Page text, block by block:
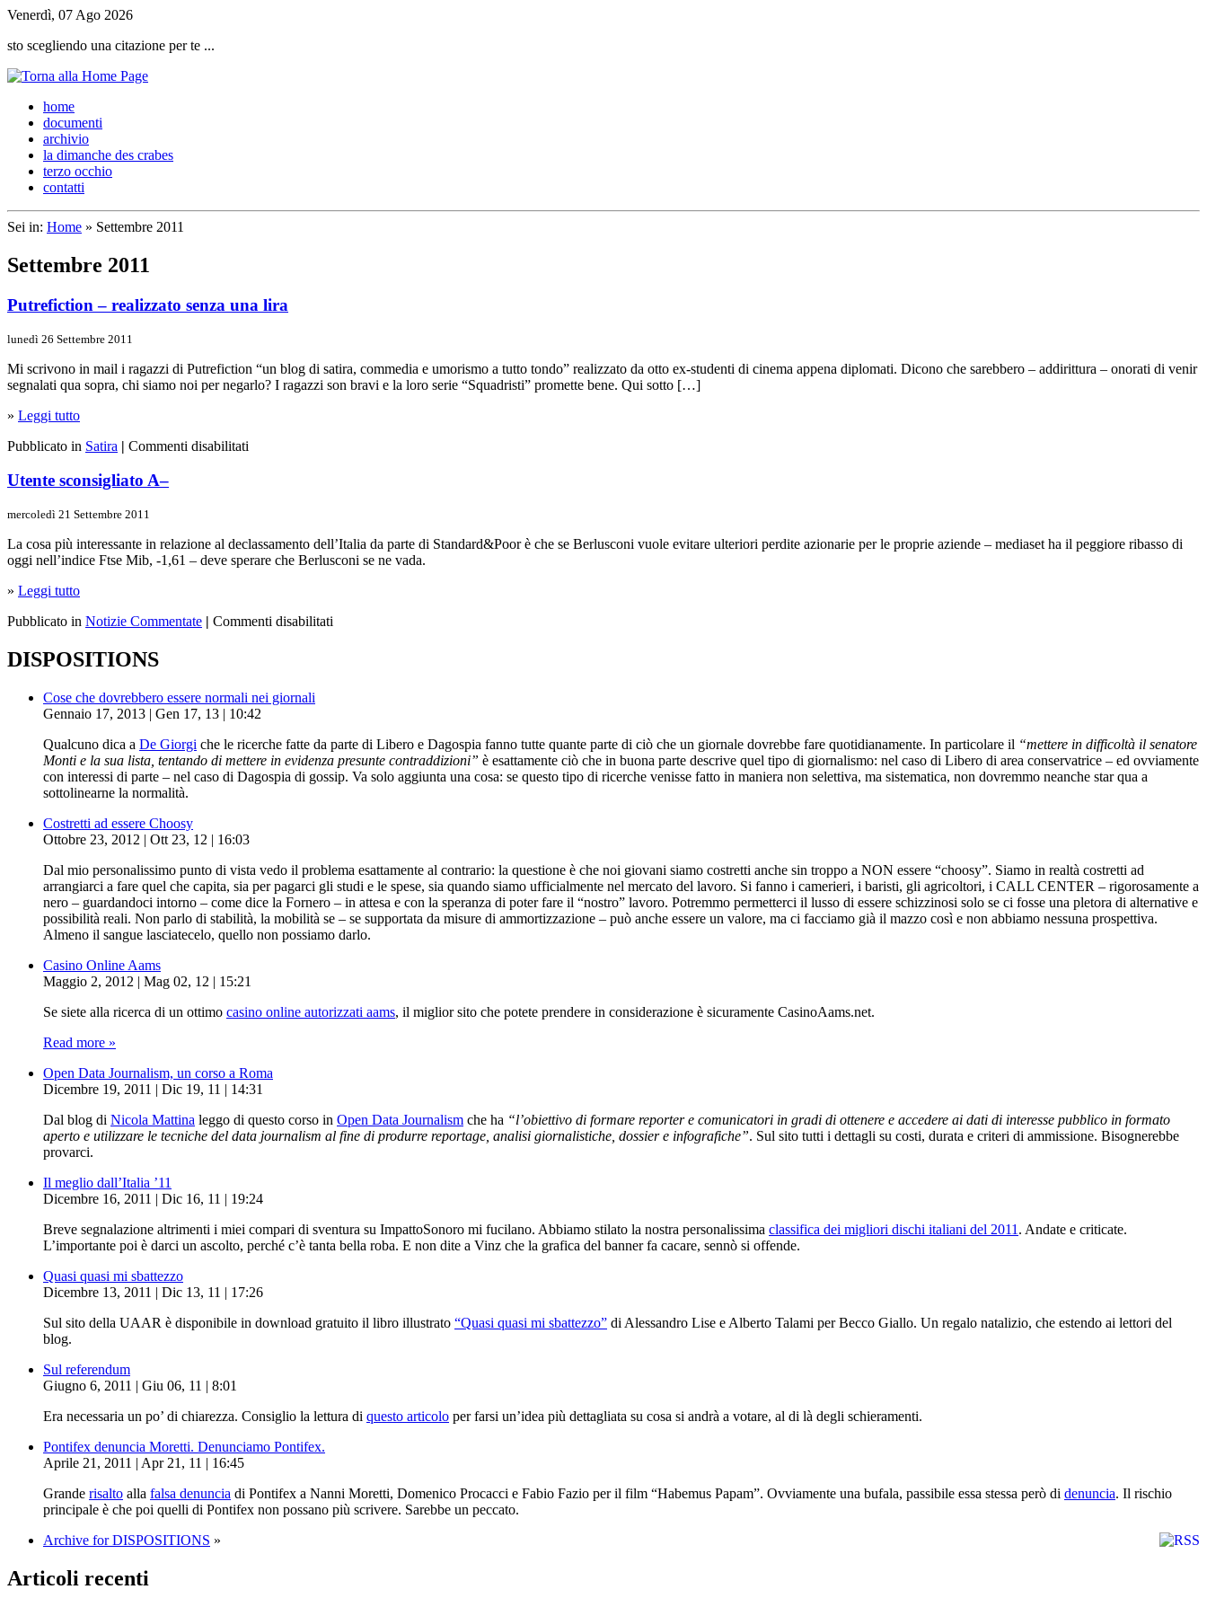
Venerdì, 07 Ago 2026
sto scegliendo una citazione per te ...
home
documenti
archivio
la dimanche des crabes
terzo occhio
contatti
Sei in: Home » Settembre 2011
Settembre 2011
Putrefiction – realizzato senza una lira
lunedì 26 Settembre 2011
Mi scrivono in mail i ragazzi di Putrefiction “un blog di satira, commedia e umorismo a tutto tondo” realizzato da otto ex-studenti di cinema appena diplomati. Dicono che sarebbero – addirittura – onorati di venir
segnalati qua sopra, chi siamo noi per negarlo? I ragazzi son bravi e la loro serie “Squadristi” promette bene. Qui sotto […]
» Leggi tutto
Pubblicato in Satira | Commenti disabilitati
Utente sconsigliato A–
mercoledì 21 Settembre 2011
La cosa più interessante in relazione al declassamento dell’Italia da parte di Standard&Poor è che se Berlusconi vuole evitare ulteriori perdite azionarie per le proprie aziende – mediaset ha il peggiore ribasso di
oggi nell’indice Ftse Mib, -1,61 – deve sperare che Berlusconi se ne vada.
» Leggi tutto
Pubblicato in Notizie Commentate | Commenti disabilitati
DISPOSITIONS
Cose che dovrebbero essere normali nei giornali
Gennaio 17, 2013 | Gen 17, 13 | 10:42
Qualcuno dica a De Giorgi che le ricerche fatte da parte di Libero e Dagospia fanno tutte quante parte di ciò che un giornale dovrebbe fare quotidianamente. In particolare il “mettere in difficoltà il senatore
Monti e la sua lista, tentando di mettere in evidenza presunte contraddizioni” è esattamente ciò che in buona parte descrive quel tipo di giornalismo: nel caso di Libero di area conservatrice – ed ovviamente
con interessi di parte – nel caso di Dagospia di gossip. Va solo aggiunta una cosa: se questo tipo di ricerche venisse fatto in maniera non selettiva, ma sistematica, non dovremmo neanche star qua a
sottolinearne la normalità.
Costretti ad essere Choosy
Ottobre 23, 2012 | Ott 23, 12 | 16:03
Dal mio personalissimo punto di vista vedo il problema esattamente al contrario: la questione è che noi giovani siamo costretti anche sin troppo a NON essere “choosy”. Siamo in realtà costretti ad
arrangiarci a fare quel che capita, sia per pagarci gli studi e le spese, sia quando siamo ufficialmente nel mercato del lavoro. Si fanno i camerieri, i baristi, gli agricoltori, i CALL CENTER – rigorosamente a
nero – guardandoci intorno – come dice la Fornero – in attesa e con la speranza di poter fare il “nostro” lavoro. Potremmo permetterci il lusso di essere schizzinosi solo se ci fosse una pletora di alternative e
possibilità reali. Non parlo di stabilità, la mobilità se – se supportata da misure di ammortizzazione – può anche essere un valore, ma ci facciamo già il mazzo così e non abbiamo nessuna prospettiva.
Almeno il sangue lasciatecelo, quello non possiamo darlo.
Casino Online Aams
Maggio 2, 2012 | Mag 02, 12 | 15:21
Se siete alla ricerca di un ottimo casino online autorizzati aams, il miglior sito che potete prendere in considerazione è sicuramente CasinoAams.net.
Read more »
Open Data Journalism, un corso a Roma
Dicembre 19, 2011 | Dic 19, 11 | 14:31
Dal blog di Nicola Mattina leggo di questo corso in Open Data Journalism che ha “l’obiettivo di formare reporter e comunicatori in gradi di ottenere e accedere ai dati di interesse pubblico in formato
aperto e utilizzare le tecniche del data journalism al fine di produrre reportage, analisi giornalistiche, dossier e infografiche”. Sul sito tutti i dettagli su costi, durata e criteri di ammissione. Bisognerebbe
provarci.
Il meglio dall’Italia ’11
Dicembre 16, 2011 | Dic 16, 11 | 19:24
Breve segnalazione altrimenti i miei compari di sventura su ImpattoSonoro mi fucilano. Abbiamo stilato la nostra personalissima classifica dei migliori dischi italiani del 2011 . Andate e criticate.
L’importante poi è darci un ascolto, perché c’è tanta bella roba. E non dite a Vinz che la grafica del banner fa cacare, sennò si offende.
Quasi quasi mi sbattezzo
Dicembre 13, 2011 | Dic 13, 11 | 17:26
Sul sito della UAAR è disponibile in download gratuito il libro illustrato “Quasi quasi mi sbattezzo” di Alessandro Lise e Alberto Talami per Becco Giallo. Un regalo natalizio, che estendo ai lettori del
blog.
Sul referendum
Giugno 6, 2011 | Giu 06, 11 | 8:01
Era necessaria un po’ di chiarezza. Consiglio la lettura di questo articolo per farsi un’idea più dettagliata su cosa si andrà a votare, al di là degli schieramenti.
Pontifex denuncia Moretti. Denunciamo Pontifex.
Aprile 21, 2011 | Apr 21, 11 | 16:45
Grande risalto alla falsa denuncia di Pontifex a Nanni Moretti, Domenico Procacci e Fabio Fazio per il film “Habemus Papam”. Ovviamente una bufala, passibile essa stessa però di denuncia. Il rischio
principale è che poi quelli di Pontifex non possano più scrivere. Sarebbe un peccato.
Archive for DISPOSITIONS »
Articoli recenti